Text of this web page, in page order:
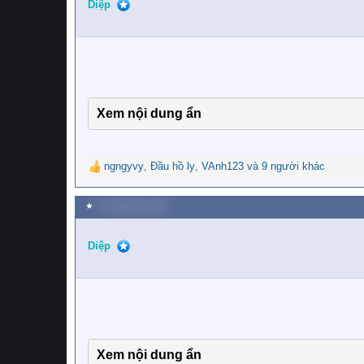
iDiệp
Xem nội dung ẩn
R
e
a
c
i
ngngyvy, Đầu hồ ly, VAnh123 và 9 người khác
★
Diệp
Xem nội dung ẩn